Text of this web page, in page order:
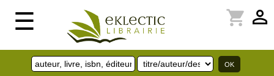
☰ perm_identity
shopping_cart